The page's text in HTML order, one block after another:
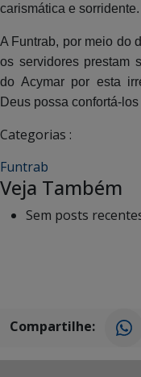
carismática e sorridente.
A Funtrab, por meio do
os servidores prestam
do Acymar por esta
Deus possa confortá-
Categorias :
Funtrab
Veja Também
Sem posts
Compartilhe: